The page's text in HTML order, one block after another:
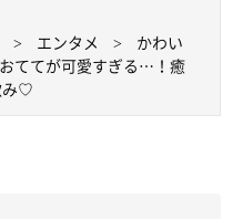
エンタメ
かわい
ててが可愛すぎる…！癒
み♡